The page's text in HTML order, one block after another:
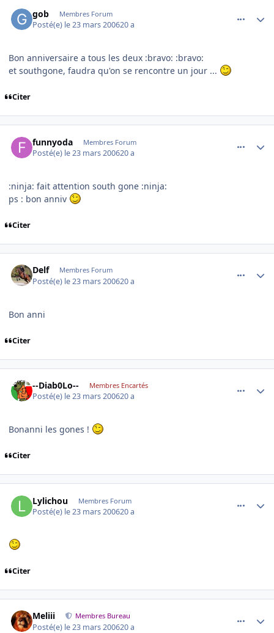
gob Membres Forum
Posté(e) le 23 mars 200620 a
Bon anniversaire a tous les deux :bravo: :bravo:
et southgone, faudra qu'on se rencontre un jour ...
Citer
funnyoda Membres Forum
Posté(e) le 23 mars 200620 a
:ninja: fait attention south gone :ninja:
ps : bon anniv
Citer
Delf Membres Forum
Posté(e) le 23 mars 200620 a
Bon anni
Citer
--Diab0Lo-- Membres Encartés
Posté(e) le 23 mars 200620 a
Bonanni les gones !
Citer
Lylichou Membres Forum
Posté(e) le 23 mars 200620 a
Citer
Meliii Membres Bureau
Posté(e) le 23 mars 200620 a